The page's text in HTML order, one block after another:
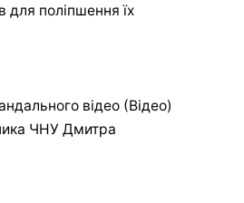
для поліпшення їх
відео (Відео)
ЧНУ Дмитра